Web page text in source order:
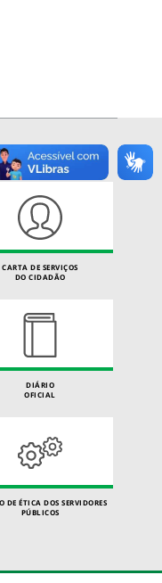
CARTA DE SERVIÇOS
DO CIDADÃO
DIÁRIO
OFICIAL
DE ÉTICA DOS SERVIDORES
PÚBLICOS